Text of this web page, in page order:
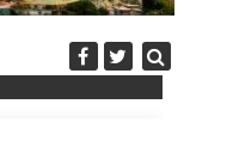
Diplomatija po